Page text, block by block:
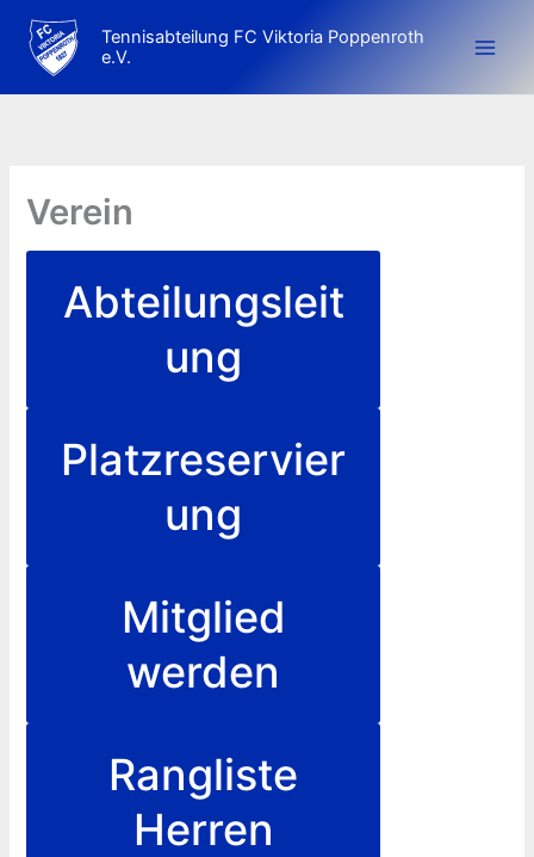
Inhalt
springen
Tennisabteilung FC Viktoria Poppenroth
e.V.
Verein
Abteilungsleit
ung
Platzreservier
ung
Mitglied
werden
Rangliste
Herren